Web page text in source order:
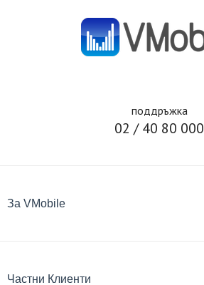
поддръжка
02 / 40 80 000
За VMobile
Частни Клиенти